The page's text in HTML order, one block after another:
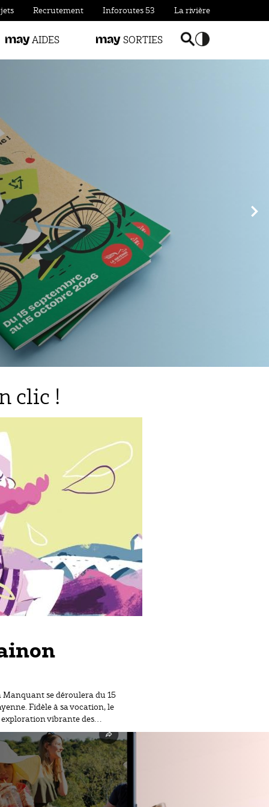
Recrutement Inforoutes 53 La rivière
mayAIDES may SORTIES Basculer la
Accentuer le
clic !
Manquant se déroulera du 15
Fidèle à sa vocation, le
vibrante des…